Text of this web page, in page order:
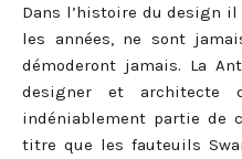
Dans l’histoire du design
les années, ne sont
démoderont jamais. La
designer et architecte
indéniablement partie de
titre que les fauteuils